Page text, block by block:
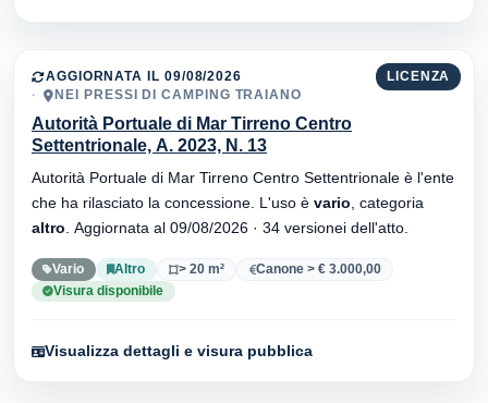
LICENZA
AGGIORNATA IL 09/08/2026
NEI PRESSI DI CAMPING TRAIANO
Autorità Portuale di Mar Tirreno Centro
Settentrionale, A. 2023, N. 13
Autorità Portuale di Mar Tirreno Centro Settentrionale è l'ente
che ha rilasciato la concessione. L'uso è vario , categoria
altro
. Aggiornata al 09/08/2026 · 34 versionei dell'atto.
Vario Altro > 20 m²
Canone > € 3.000,00
Visura disponibile
Visualizza dettagli e visura pubblica